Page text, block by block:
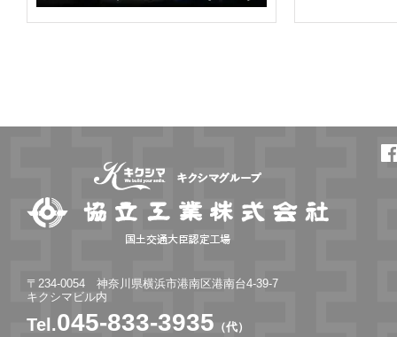
〒234-0054 神奈川県横浜市港南区港南台4-39-7
キクシマビル内
Tel.045-833-3935 （代）